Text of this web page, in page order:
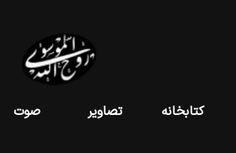
کتابخانه تصاویر صوت